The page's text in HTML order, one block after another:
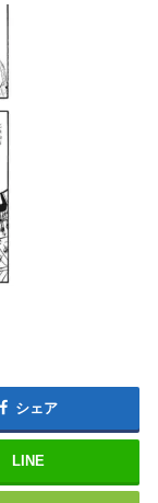
シェア
LINE